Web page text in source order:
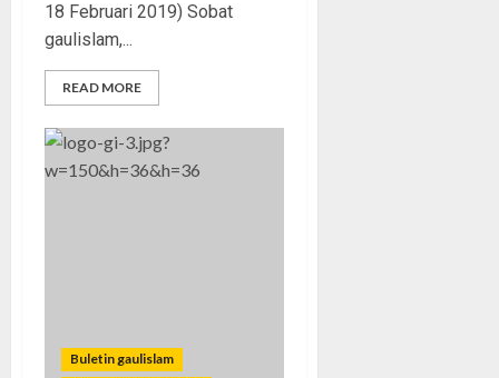
18 Februari 2019) Sobat
gaulislam,...
READ MORE
Buletin gaulislam